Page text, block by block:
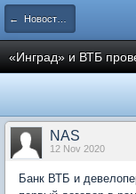
← Новости рынка недвижимости
«Инград» и ВТБ
NAS
12 Nov 2020
Банк ВТБ и